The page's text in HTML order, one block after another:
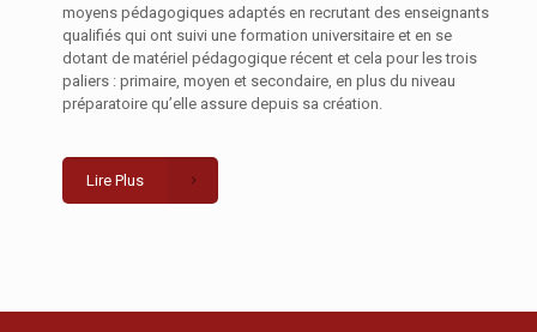
moyens pédagogiques adaptés en recrutant des enseignants
qualifiés qui ont suivi une formation universitaire et en se
dotant de matériel pédagogique récent et cela pour les trois
paliers : primaire, moyen et secondaire, en plus du niveau
préparatoire qu’elle assure depuis sa création.
Lire Plus